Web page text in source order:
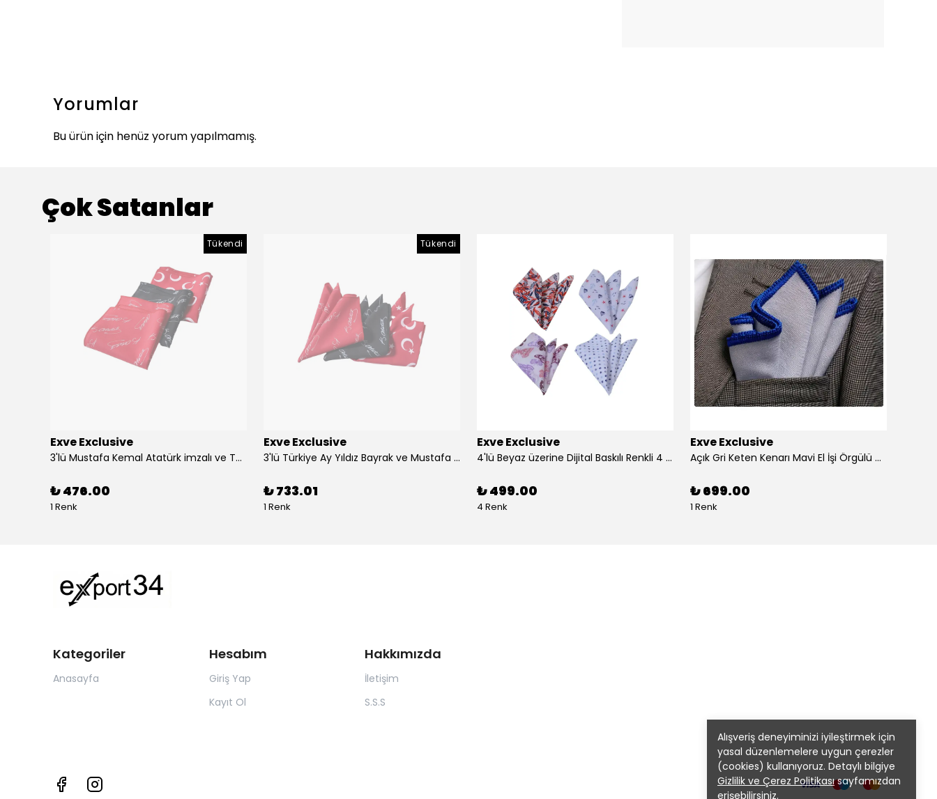
Alışveriş deneyiminizi iyileştirmek için
yasal düzenlemelere uygun çerezler
(cookies) kullanıyoruz. Detaylı bilgiye
Gizlilik ve Çerez Politikasısayfamızdan
erişebilirsiniz.
Yorumlar
Bu ürün için henüz yorum yapılmamış.
Çok Satanlar
Tükendi
Exve Exclusive
3'lü Mustafa Kemal Atatürk imzalı ve Türkiye Ay Yıldız Bayraklı Kadın Fular Seti
₺ 476.00
1 Renk
Tükendi
Exve Exclusive
3'lü Türkiye Ay Yıldız Bayrak ve Mustafa Kemal Atatürk imzalı Kırmızı Siyah Yaka Mendili Seti
₺ 733.01
1 Renk
Exve Exclusive
4'lü Beyaz üzerine Dijital Baskılı Renkli 4 in 1 Cep Yaka Mendil Seti
₺ 499.00
4 Renk
Exve Exclusive
Açık Gri Keten Kenarı Mavi El İşi Örgülü Cep Aksesuarı Yaka Mendili
₺ 699.00
1 Renk
Kategoriler
Anasayfa
Hesabım
Giriş Yap
Kayıt Ol
Hakkımızda
İletişim
S.S.S